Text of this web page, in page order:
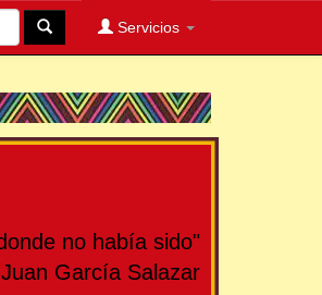
Servicios
no había sido"
García Salazar